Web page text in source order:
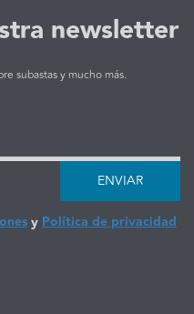
newsletter
subastas y mucho más.
ENVIAR
yPolítica de privacidad